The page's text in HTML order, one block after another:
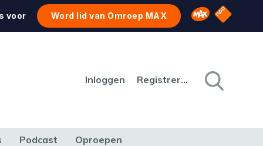
voor Word lid van Omroep MAX Omroep MAX
NPO
Inloggen Registreren
Podcast Oproepen